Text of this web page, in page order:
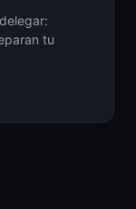
tu